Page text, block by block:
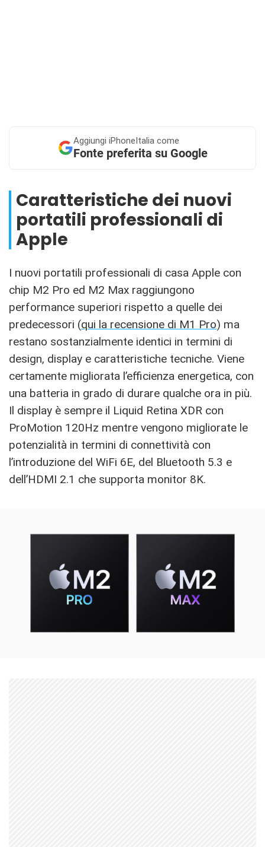
Aggiungi iPhoneItalia come
Fonte preferita su Google
Caratteristiche dei nuovi
portatili professionali di
Apple
I nuovi portatili professionali di casa Apple con
chip M2 Pro ed M2 Max raggiungono
performance superiori rispetto a quelle dei
predecessori (qui la recensione di M1 Pro) ma
restano sostanzialmente identici in termini di
design, display e caratteristiche tecniche. Viene
certamente migliorata l’efficienza energetica, con
una batteria in grado di durare qualche ora in più.
Il display è sempre il Liquid Retina XDR con
ProMotion 120Hz mentre vengono migliorate le
potenzialità in termini di connettività con
l’introduzione del WiFi 6E, del Bluetooth 5.3 e
dell’HDMI 2.1 che supporta monitor 8K.